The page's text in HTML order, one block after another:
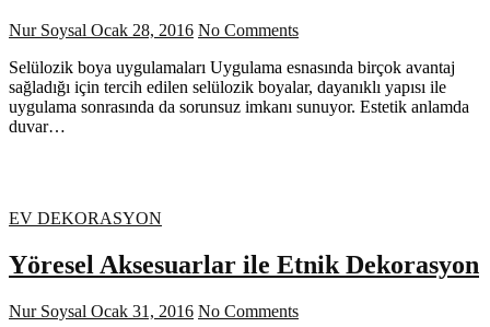
Nur Soysal Ocak 28, 2016 No Comments
Selülozik boya uygulamaları Uygulama esnasında birçok avantaj
sağladığı için tercih edilen selülozik boyalar, dayanıklı yapısı ile
uygulama sonrasında da sorunsuz imkanı sunuyor. Estetik anlamda
duvar…
EV DEKORASYON
Yöresel Aksesuarlar ile Etnik Dekorasyon
Nur Soysal Ocak 31, 2016 No Comments